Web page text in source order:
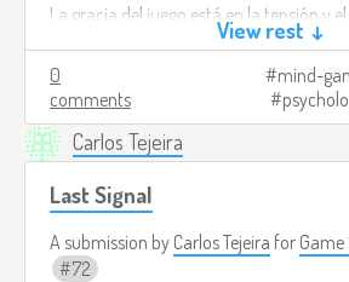
La gracia del juego está en la tensión y
Cada error hace que todos empiecen a
alguien diga la verdad, igual puede
Las rondas son cortas, y al final se
jugador alterado y cuánto logró engañar
Créditos de imagen:
https://www.gamespot.com/articles/
games-like-among-us/1100-6482788/
View rest ↓
0
comments
mind-
Carlos Tejeira
Last Signal
A submission by Carlos Tejeira for
72